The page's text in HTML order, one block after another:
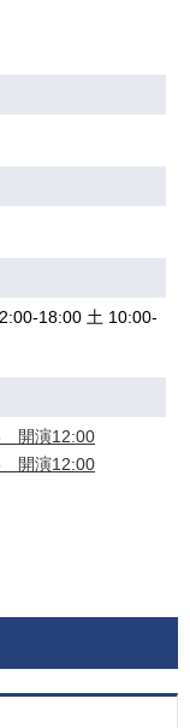
18:00 土 10:00-
開演12:00
開演12:00